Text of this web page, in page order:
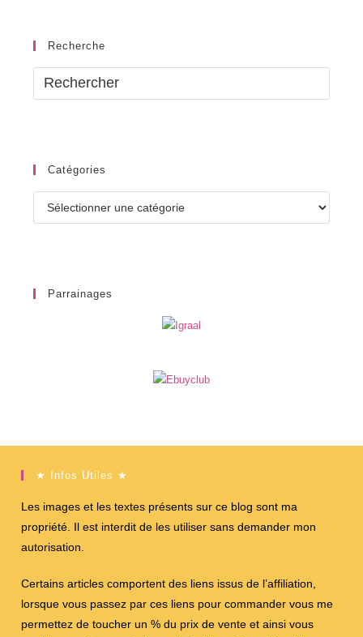
Recherche
Catégories
Parrainages
★ Infos Utiles ★
Les images et les textes présents sur ce blog sont ma
propriété. Il est interdit de les utiliser sans demander mon
autorisation.
Certains articles comportent des liens issus de l’affiliation,
lorsque vous passez par ces liens pour commander vous me
permettez de toucher un % du prix de vente et ainsi vous